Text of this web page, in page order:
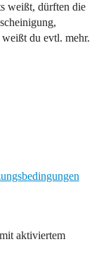
weißt, dürften die
du evtl. mehr.
aktiviertem